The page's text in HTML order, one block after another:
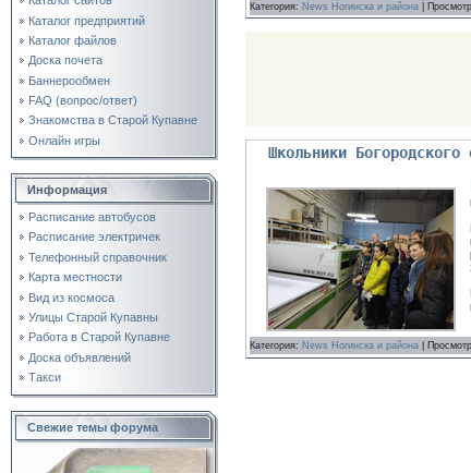
Каталог предприятий
Каталог файлов
Доска почета
Баннерообмен
FAQ (вопрос/ответ)
Знакомства в Старой Купавне
Онлайн игры
Информация
Расписание автобусов
Расписание электричек
Телефонный справочник
Карта местности
Вид из космоса
Улицы Старой Купавны
Работа в Старой Купавне
Доска объявлений
Такси
Свежие темы форума
Категория: News Ногинска и района |
Школьники
Категория: News Ногинска и района |